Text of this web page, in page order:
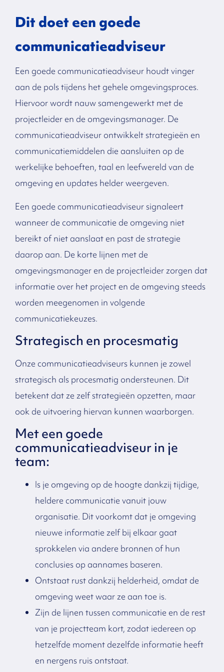
Dit doet een goede
communicatieadviseur
Een goede communicatieadviseur houdt vinger
aan de pols tijdens het gehele omgevingsproces.
Hiervoor wordt nauw samengewerkt met de
projectleider en de omgevingsmanager. De
communicatieadviseur ontwikkelt strategieën en
communicatiemiddelen die aansluiten op de
werkelijke behoeften, taal en leefwereld van de
omgeving en updates helder weergeven.
Een goede communicatieadviseur signaleert
wanneer de communicatie de omgeving niet
bereikt of niet aanslaat en past de strategie
daarop aan. De korte lijnen met de
omgevingsmanager en de projectleider zorgen dat
informatie over het project en de omgeving steeds
worden meegenomen in volgende
communicatiekeuzes.
Strategisch en procesmatig
Onze communicatieadviseurs kunnen je zowel
strategisch als procesmatig ondersteunen. Dit
betekent dat ze zelf strategieën opzetten, maar
ook de uitvoering hiervan kunnen waarborgen.
Met een goede
communicatieadviseur in je
team:
Is je omgeving op de hoogte dankzij tijdige,
heldere communicatie vanuit jouw
organisatie. Dit voorkomt dat je omgeving
nieuwe informatie zelf bij elkaar gaat
sprokkelen via andere bronnen of hun
conclusies op aannames baseren.
Ontstaat rust dankzij helderheid, omdat de
omgeving weet waar ze aan toe is.
Zijn de lijnen tussen communicatie en de rest
van je projectteam kort, zodat iedereen op
hetzelfde moment dezelfde informatie heeft
en nergens ruis ontstaat.